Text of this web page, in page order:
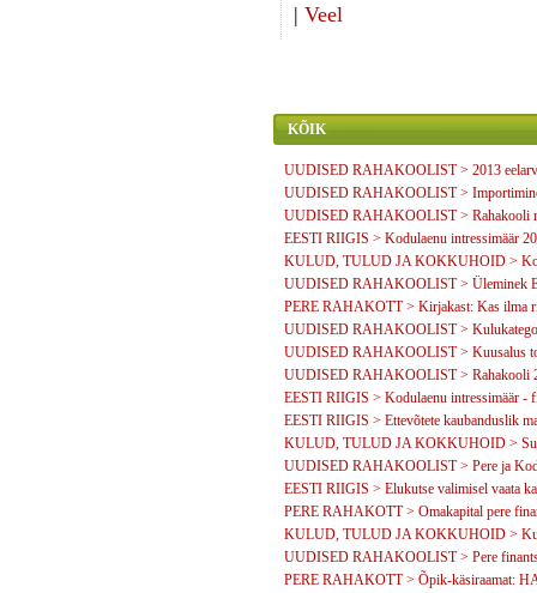
| Veel
KÕIK
UUDISED RAHAKOOLIST > 2013
UUDISED RAHAKOOLIST > Importimine
UUDISED RAHAKOOLIST > Rahakooli
EESTI RIIGIS > Kodulaenu intressimäär
KULUD, TULUD JA KOKKUHOID >
UUDISED RAHAKOOLIST > Üleminek
PERE RAHAKOTT > Kirjakast: Kas ilma
UUDISED RAHAKOOLIST >
UUDISED RAHAKOOLIST > Kuusalus
UUDISED RAHAKOOLIST > Rahakooli
EESTI RIIGIS > Kodulaenu intressimäär -
EESTI RIIGIS > Ettevõtete kaubanduslik
KULUD, TULUD JA KOKKUHOID >
UUDISED RAHAKOOLIST > Pere ja
EESTI RIIGIS > Elukutse valimisel vaata
PERE RAHAKOTT > Omakapital pere
KULUD, TULUD JA KOKKUHOID >
UUDISED RAHAKOOLIST > Pere
PERE RAHAKOTT > Õpik-käsiraamat: